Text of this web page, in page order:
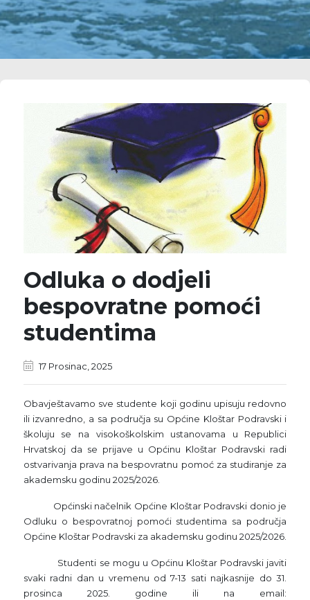
Odluka o dodjeli
bespovratne pomoći
studentima
17 Prosinac, 2025
Obavještavamo sve studente koji godinu upisuju redovno
ili izvanredno, a sa područja su Općine Kloštar Podravski i
školuju se na visokoškolskim ustanovama u Republici
Hrvatskoj da se prijave u Općinu Kloštar Podravski radi
ostvarivanja prava na bespovratnu pomoć za studiranje za
akademsku godinu 2025/2026.
Općinski načelnik Općine Kloštar Podravski donio je
Odluku o bespovratnoj pomoći studentima sa područja
Općine Kloštar Podravski za akademsku godinu 2025/2026.
Studenti se mogu u Općinu Kloštar Podravski javiti
svaki radni dan u vremenu od 7-13 sati najkasnije do 31.
prosinca 2025. godine ili na email: